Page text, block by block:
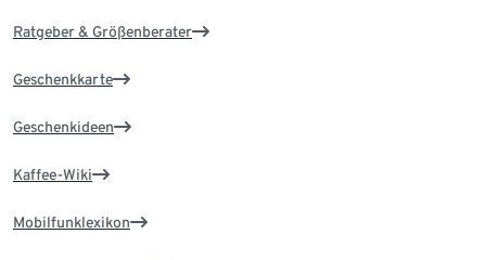
Ratgeber & Größenberater
Geschenkkarte
Geschenkideen
Kaffee-Wiki
Mobilfunklexikon